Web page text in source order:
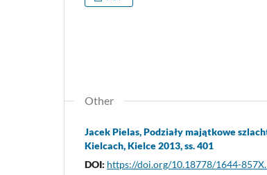
Other
Jacek Pielas, Podziały majątkowe
Kielcach, Kielce 2013, ss. 401
DOI: https://doi.org/10.18778/1644-